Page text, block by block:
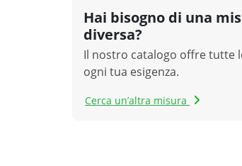
Hai bisogno di una
diversa?
Il nostro catalogo offre tutte
ogni tua esigenza.
Cerca un’altra misura